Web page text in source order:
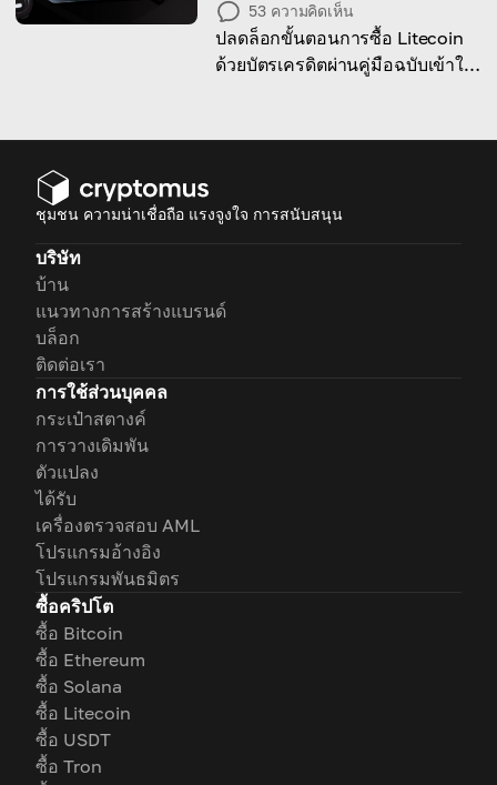
53 ความคิดเห็น
ปลดล็อกขั้นตอนการซื้อ Litecoin
ด้วยบัตรเครดิตผ่านคู่มือฉบับเข้าใจ
ชุมชน ความน่าเชื่อถือ แรงจูงใจ การสนับสนุน
บริษัท
บ้าน
แนวทางการสร้างแบรนด์
บล็อก
ติดต่อเรา
การใช้ส่วนบุคคล
กระเป๋าสตางค์
การวางเดิมพัน
ตัวแปลง
ได้รับ
เครื่องตรวจสอบ AML
โปรแกรมอ้างอิง
โปรแกรมพันธมิตร
ซื้อคริปโต
ซื้อ Bitcoin
ซื้อ Ethereum
ซื้อ Solana
ซื้อ Litecoin
ซื้อ USDT
ซื้อ Tron